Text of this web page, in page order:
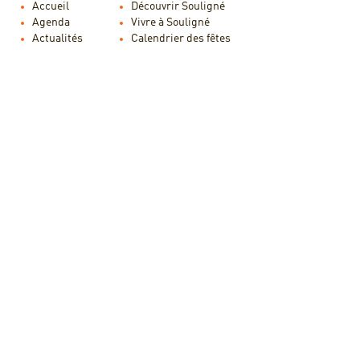
Accueil
Agenda
Actualités
Découvrir Souligné
Vivre à Souligné
Calendrier des fêtes